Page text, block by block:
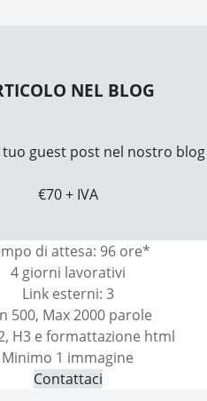
NEL BLOG
tuo guest post nel nostro blog
€70 + IVA
di attesa: 96 ore*
4 giorni lavorativi
Link esterni: 3
500, Max 2000 parole
H3 e formattazione html
Minimo 1 immagine
Contattaci